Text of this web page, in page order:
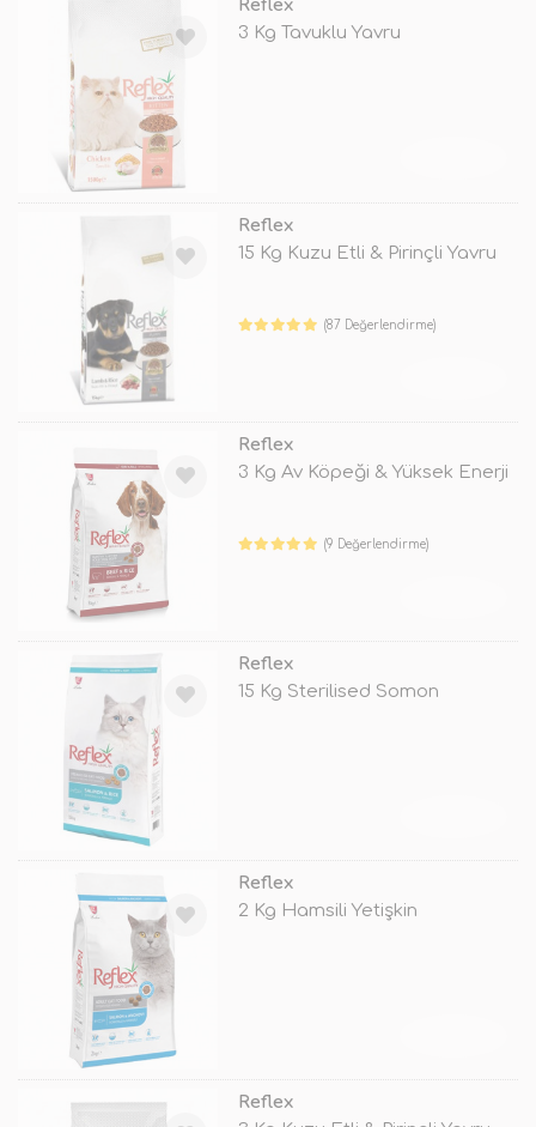
Reflex
3 Kg Tavuklu Yavru
Reflex
15 Kg Kuzu Etli & Pirinçli Yavru
(87 Değerlendirme)
Reflex
3 Kg Av Köpeği & Yüksek Enerji
(9 Değerlendirme)
Reflex
15 Kg Sterilised Somon
Reflex
2 Kg Hamsili Yetişkin
Reflex